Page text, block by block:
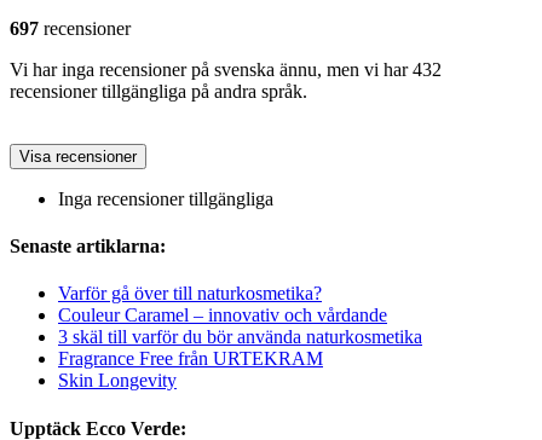
697 recensioner
Vi har inga recensioner på svenska ännu, men vi har 432
recensioner tillgängliga på andra språk.
Visa recensioner
Inga recensioner tillgängliga
Senaste artiklarna:
Varför gå över till naturkosmetika?
Couleur Caramel – innovativ och vårdande
3 skäl till varför du bör använda naturkosmetika
Fragrance Free från URTEKRAM
Skin Longevity
Upptäck Ecco Verde: